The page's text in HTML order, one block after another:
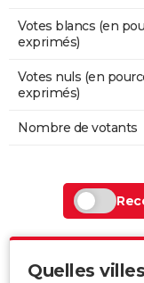
Votes blancs (en
exprimés)
Votes nuls (en
exprimés)
Nombre de votants
Quelles